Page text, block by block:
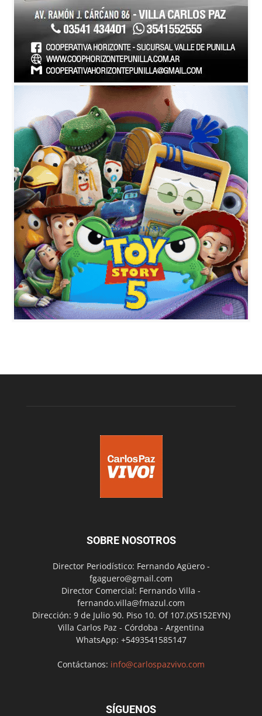
SOBRE NOSOTROS
Director Periodístico: Fernando Agüero -
fgaguero@gmail.com
Director Comercial: Fernando Villa -
fernando.villa@fmazul.com
Dirección: 9 de Julio 90. Piso 10. Of 107.(X5152EYN)
Villa Carlos Paz - Córdoba - Argentina
WhatsApp: +5493541585147
Contáctanos: info@carlospazvivo.com
SÍGUENOS